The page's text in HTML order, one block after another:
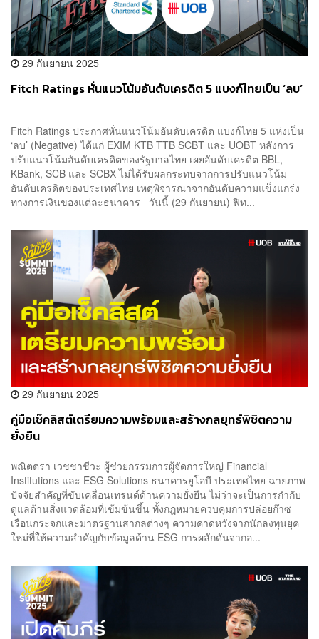
29 กันยายน 2025
Fitch Ratings หั่นแนวโน้มอันดับเครดิต 5 แบงก์ไทยเป็น ‘ลบ’
Fitch Ratings ประกาศหั่นแนวโน้มอันดับเครดิต แบงก์ไทย 5 แห่งเป็น
‘ลบ’ (Negative) ได้แก่ EXIM KTB TTB SCBT และ UOBT หลังการ
ปรับแนวโน้มอันดับเครดิตของรัฐบาลไทย เผยอันดับเครดิต BBL,
KBank, SCB และ SCBX ไม่ได้รับผลกระทบจากการปรับแนวโน้ม
อันดับเครดิตของประเทศไทย เหตุพิจารณาจากอันดับความแข็งแกร่ง
ทางการเงินของแต่ละธนาคาร วันนี้ (29 กันยายน) ฟิท...
29 กันยายน 2025
คู่มือเช็คลิสต์เตรียมความพร้อมและสร้างกลยุทธ์พิชิตความ
ยั่งยืน
พณิตตรา เวชชาชีวะ ผู้ช่วยกรรมการผู้จัดการใหญ่ Financial
Institutions และ ESG Solutions ธนาคารยูโอบี ประเทศไทย ฉายภาพ
ปัจจัยสำคัญที่ขับเคลื่อนเทรนด์ด้านความยั่งยืน ไม่ว่าจะเป็นการกำกับ
ดูแลด้านสิ่งแวดล้อมที่เข้มข้นขึ้น ทั้งกฎหมายควบคุมการปล่อยก๊าซ
เรือนกระจกและมาตรฐานสากลต่างๆ ความคาดหวังจากนักลงทุนยุค
ใหม่ที่ให้ความสำคัญกับข้อมูลด้าน ESG การผลักดันจากอ...